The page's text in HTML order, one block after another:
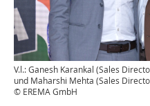
V.l.: Ganesh Karankal (Sales
und Maharshi Mehta (Sales
© EREMA GmbH